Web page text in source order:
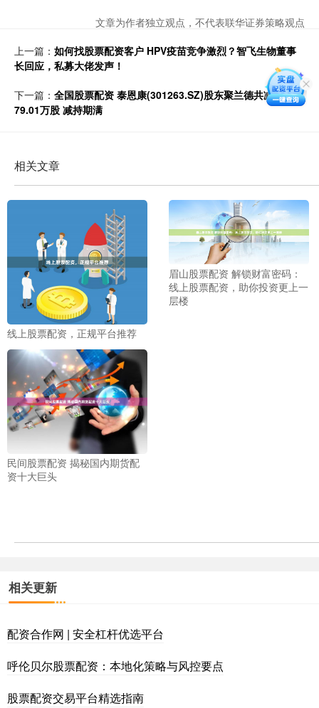
文章为作者独立观点，不代表联华证券策略观点
上一篇： 如何找股票配资客户 HPV疫苗竞争激烈？智飞生物董事
长回应，私募大佬发声！
下一篇： 全国股票配资 泰恩康(301263.SZ)股东聚兰德共减持
79.01万股 减持期满
相关文章
线上股票配资，正规平台推荐
眉山股票配资 解锁财富密码：
线上股票配资，助你投资更上一
层楼
民间股票配资 揭秘国内期货配
资十大巨头
相关更新
配资合作网 | 安全杠杆优选平台
呼伦贝尔股票配资：本地化策略与风控要点
股票配资交易平台精选指南